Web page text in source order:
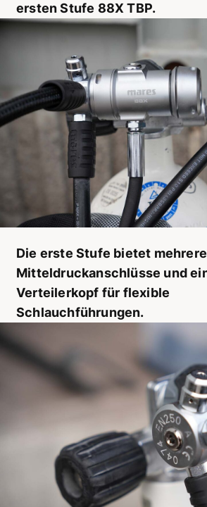
ersten Stufe 88X TBP.
Die erste Stufe bietet mehrere
Mitteldruckanschlüsse und
Verteilerkopf für flexible
Schlauchführungen.